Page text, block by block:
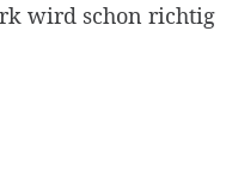
wird schon richtig